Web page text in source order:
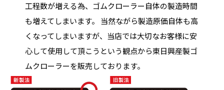
工程数が増える為、ゴムクローラー自体の製造時間
も増えてしまいます。 当然ながら製造原価自体も高
くなってしまいますが、当店では大切なお客様に安
心して使用して頂こうという観点から東日興産製ゴ
ムクローラーを販売しております。